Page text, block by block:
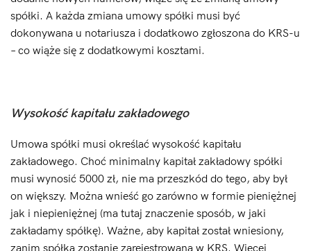
spółki. A każda zmiana umowy spółki musi być
dokonywana u notariusza i dodatkowo zgłoszona do KRS-u
– co wiąże się z dodatkowymi kosztami.
Wysokość kapitału zakładowego
Umowa spółki musi określać wysokość kapitału
zakładowego. Choć minimalny kapitał zakładowy spółki
musi wynosić 5000 zł, nie ma przeszkód do tego, aby był
on większy. Można wnieść go zarówno w formie pieniężnej
jak i niepieniężnej (ma tutaj znaczenie sposób, w jaki
zakładamy spółkę). Ważne, aby kapitał został wniesiony,